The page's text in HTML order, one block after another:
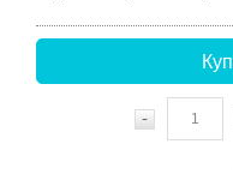
-